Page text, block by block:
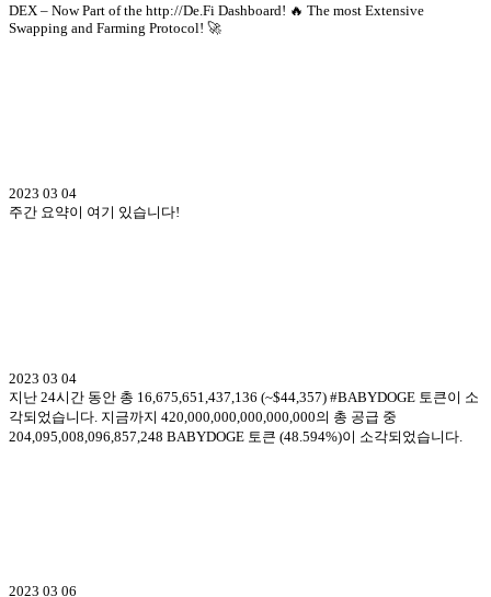
DEX – Now Part of the http://De.Fi Dashboard! 🔥 The most Extensive
Swapping and Farming Protocol! 🚀
2023 03 04
주간 요약이 여기 있습니다!
2023 03 04
지난 24시간 동안 총 16,675,651,437,136 (~$44,357) #BABYDOGE 토큰이 소
각되었습니다. 지금까지 420,000,000,000,000,000의 총 공급 중
204,095,008,096,857,248 BABYDOGE 토큰 (48.594%)이 소각되었습니다.
2023 03 06